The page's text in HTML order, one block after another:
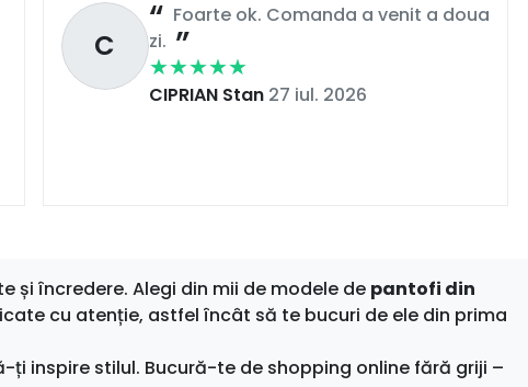
C
Foarte ok. Comanda a venit a doua
zi.
CIPRIAN Stan 27 iul. 2026
încredere. Alegi din mii de modele de pantofi din
cu atenție, astfel încât să te bucuri de ele din prima
inspire stilul. Bucură-te de shopping online fără griji –